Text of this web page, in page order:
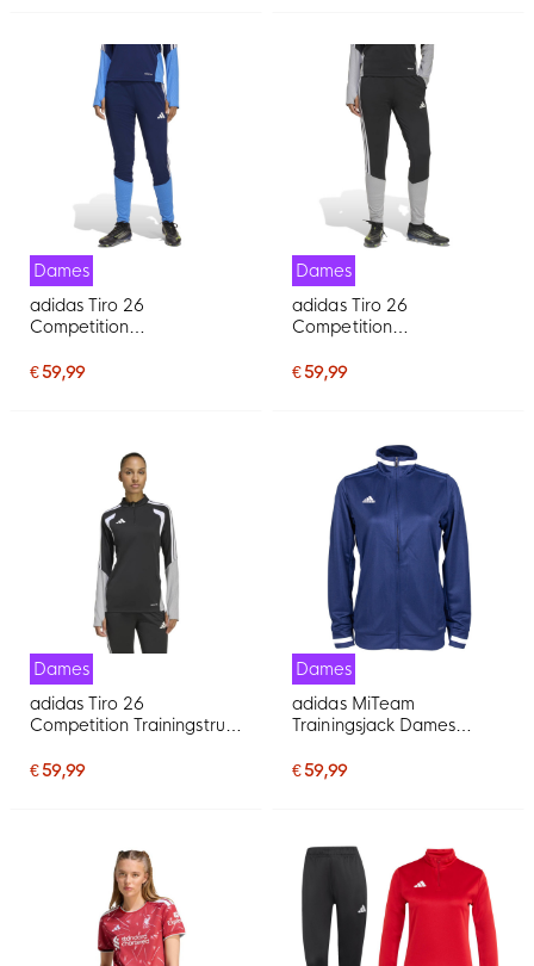
Dames
adidas Tiro 26
Competition
Donkerblauw Blauw
€ 59,99
Dames
adidas Tiro 26
Competition
Zwart Grijs
€ 59,99
Dames
adidas Tiro 26
Competition Trainingstrui
€ 59,99
Dames
adidas MiTeam
Trainingsjack Dames
€ 59,99